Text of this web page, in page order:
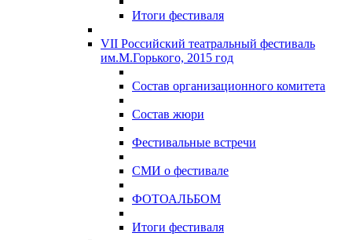
Итоги фестиваля
VII Российский театральный фестиваль
им.М.Горького, 2015 год
Состав организационного комитета
Состав жюри
Фестивальные встречи
СМИ о фестивале
ФОТОАЛЬБОМ
Итоги фестиваля